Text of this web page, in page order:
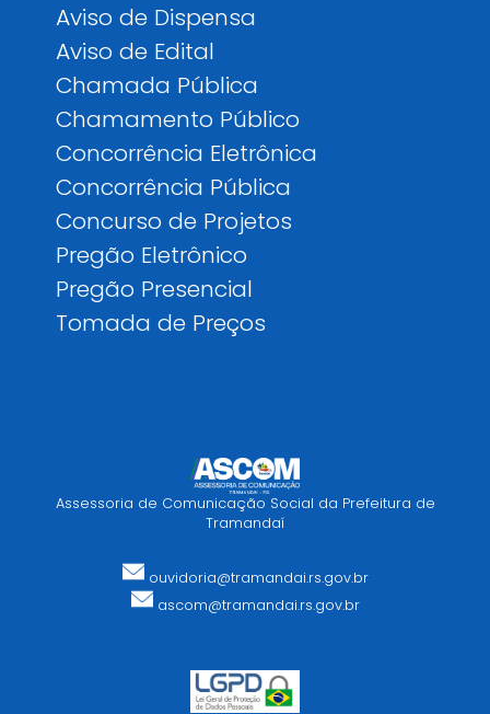
Aviso de Dispensa
Aviso de Edital
Chamada Pública
Chamamento Público
Concorrência Eletrônica
Concorrência Pública
Concurso de Projetos
Pregão Eletrônico
Pregão Presencial
Tomada de Preços
Assessoria de Comunicação Social da Prefeitura de
Tramandaí
ouvidoria@tramandai.rs.gov.br
ascom@tramandai.rs.gov.br